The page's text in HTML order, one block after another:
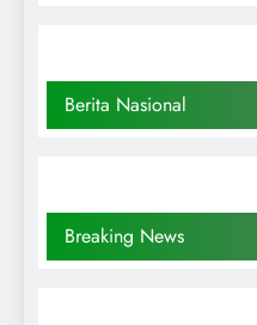
Berita Nasional
Breaking News